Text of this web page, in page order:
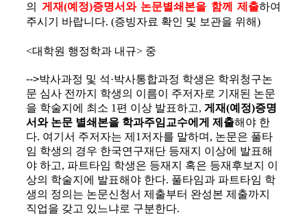
의 게재(예정)증명서와 논문별쇄본을 함께 제출하여
주시기 바랍니다. (증빙자료 확인 및 보관을 위해)
<대학원 행정학과 내규> 중
-->박사과정 및 석·박사통합과정 학생은 학위청구논
문 심사 전까지 학생의 이름이 주저자로 기재된 논문
을 학술지에 최소 1 편 이상 발표하고, 게재(예정)증명
서와 논문 별쇄본을 학과주임교수에게 제출해야 한
다. 여기서 주저자는 제 1 저자를 말하며 , 논문은 풀타
임 학생의 경우 한국연구재단 등재지 이상에 발표해
야 하고, 파트타임 학생은 등재지 혹은 등재후보지 이
상의 학술지에 발표해야 한다. 풀타임과 파트타임 학
생의 정의는 논문신청서 제출부터 완성본 제출까지
직업을 갖고 있느냐로 구분한다.